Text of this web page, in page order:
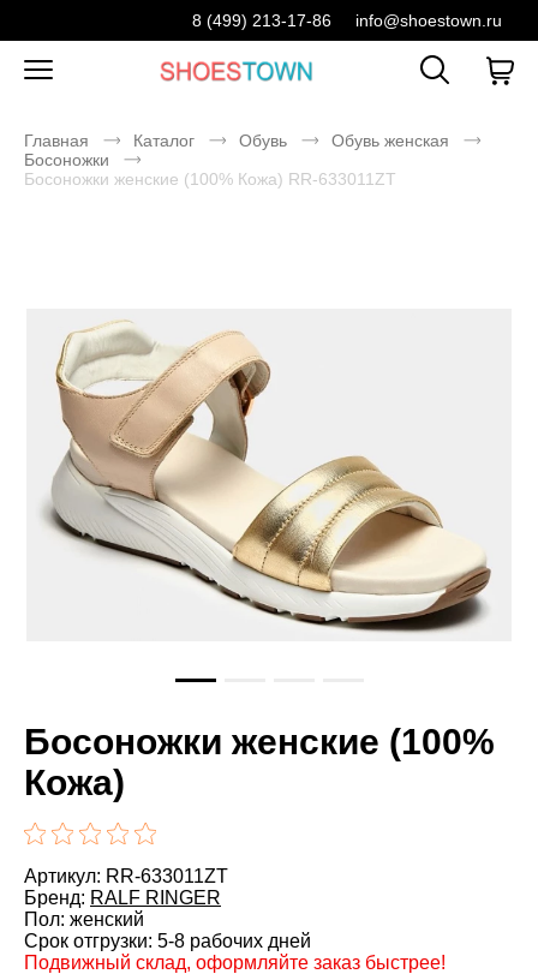
8 (499) 213-17-86 info@shoestown.ru
Главная Каталог Обувь
Обувь женская
Босоножки
Босоножки женские (100% Кожа) RR-633011ZT
Босоножки женские (100%
Кожа)
Артикул: RR-633011ZT
Бренд: RALF RINGER
Пол: женский
Срок отгрузки: 5-8 рабочих дней
Подвижный склад, оформляйте заказ быстрее!